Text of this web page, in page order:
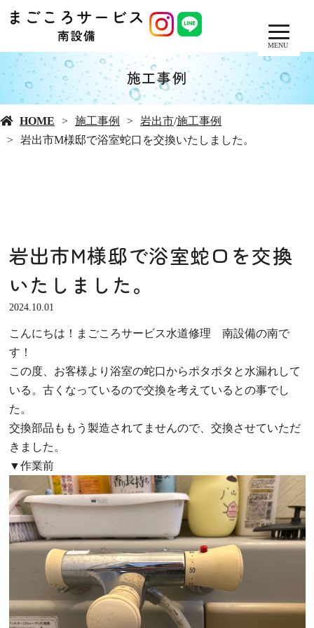
MENU
施工事例
HOME 施工事例 岩出市/施工事例
岩出市M様邸で浴室蛇口を交換いたしました。
岩出市M様邸で浴室蛇口を交換
いたしました。
2024.10.01
こんにちは！まごころサービス水道修理 南設備の南で
す！
この度、お客様より浴室の蛇口からポタポタと水漏れして
いる。古くなっているので交換を考えているとの事でし
た。
交換部品ももう製造されてませんので、交換させていただ
きました。
▼作業前